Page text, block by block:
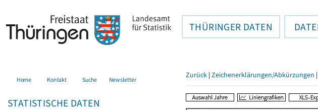
THÜRINGER DATEN
Home Kontakt Suche Newsletter
STATISTISCHE DATEN
Zurück | Zeichenerklärungen/Abkürzungen |